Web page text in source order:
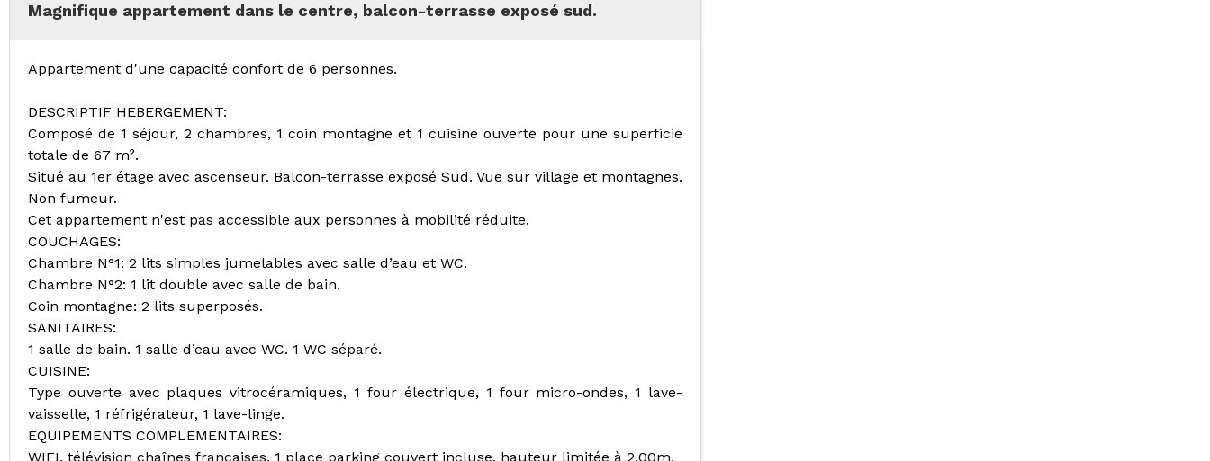
Magnifique appartement dans le centre, balcon-terrasse exposé sud.
Appartement d'une capacité confort de 6 personnes.
DESCRIPTIF HEBERGEMENT:
Composé de 1 séjour, 2 chambres, 1 coin montagne et 1 cuisine ouverte pour une superficie
totale de 67 m².
Situé au 1er étage avec ascenseur. Balcon-terrasse exposé Sud. Vue sur village et montagnes.
Non fumeur.
Cet appartement n'est pas accessible aux personnes à mobilité réduite.
COUCHAGES:
Chambre N°1: 2 lits simples jumelables avec salle d’eau et WC.
Chambre N°2: 1 lit double avec salle de bain.
Coin montagne: 2 lits superposés.
SANITAIRES:
1 salle de bain. 1 salle d’eau avec WC. 1 WC séparé.
CUISINE:
Type ouverte avec plaques vitrocéramiques, 1 four électrique, 1 four micro-ondes, 1 lave-
vaisselle, 1 réfrigérateur, 1 lave-linge.
EQUIPEMENTS COMPLEMENTAIRES:
WIFI, télévision chaînes françaises. 1 place parking couvert incluse, hauteur limitée à 2.00m.